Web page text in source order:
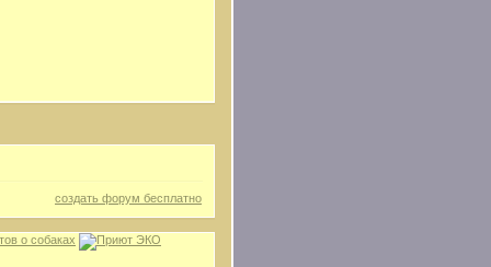
создать форум бесплатно